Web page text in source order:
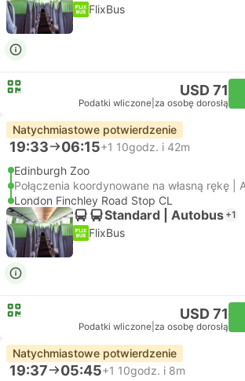
FlixBus
USD 71
Podatki wliczone za osobę dorosłą
Natychmiastowe potwierdzenie
19:33 06:15+1 10godz. i 42m
Edinburgh Zoo
Połączenia koordynowane na własną rękę |
London Finchley Road Stop CL
Standard | Autobus +1
FlixBus
USD 71
Podatki wliczone za osobę dorosłą
Natychmiastowe potwierdzenie
19:37 05:45+1 10godz. i 8m